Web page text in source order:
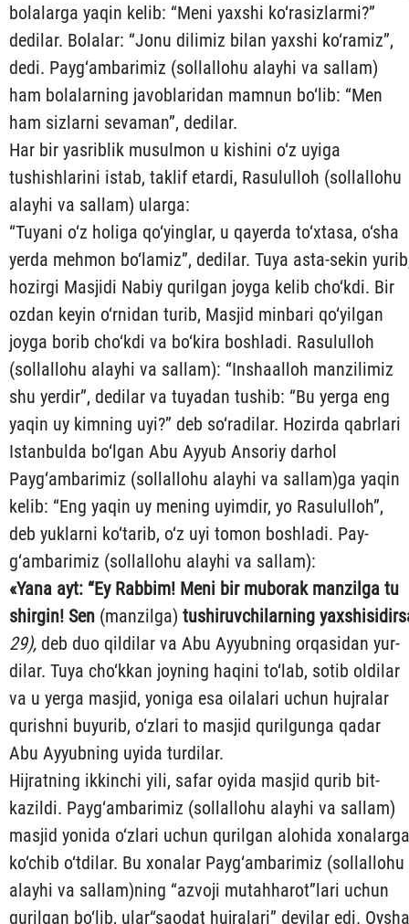
bolalarga yaqin kelib: “Meni yaxshi ko‘rasizlarmi?”
dedilar. Bolalar: “Jonu dilimiz bilan yaxshi ko‘ramiz”,
dedi. Payg‘ambarimiz (sollallohu alayhi va sallam)
ham bolalarning javoblaridan mamnun bo‘lib: “Men
ham sizlarni sevaman”, dedilar.
Har bir yasriblik musulmon u kishini o‘z uyiga
tushishlarini istab, taklif etardi, Rasululloh (sollallohu
alayhi va sallam) ularga:
“Tuyani o‘z holiga qo‘yinglar, u qayerda to‘xtasa, o‘sha
yerda meh­mon bo‘lamiz”, dedilar. Tuya asta-sekin
hozirgi Masjidi Nabiy qurilgan joyga kelib cho‘kdi. Bir
ozdan keyin o‘rnidan tu­rib, Masjid minbari qo‘yilgan
joyga borib cho‘kdi va bo‘kira bosh­ladi. Rasululloh
(sollallohu alayhi va sallam): “Inshaalloh man­zilimiz
shu yerdir”, dedilar va tuyadan tushib: “Bu yerga eng
yaqin uy kimning uyi?” deb so‘radilar. Hozirda qabrlari
Istan­bul­da bo‘l­gan Abu Ayyub Ansoriy darhol
Payg‘ambarimiz (sollallohu alayhi va sallam)ga yaqin
kelib: “Eng yaqin uy mening uyimdir, yo Rasululloh”,
deb yuklarni ko‘tarib, o‘z uyi tomon boshladi. Pay­
g‘ambarimiz (sollallohu alayhi va sallam):
«Yana ayt: “Ey Rabbim! Meni bir muborak manzilga tu
shirgin! Sen (manzilga) tushiruvchilarning
29), deb duo qildilar va Abu Ayyubning orqasidan yur­
dilar. Tuya cho‘kkan joyning haqini to‘lab, sotib oldilar
va u yerga masjid, yoniga esa oilalari uchun hujralar
qurishni buyurib, o‘z­lari to masjid qurilgunga qadar
Abu Ayyubning uyida turdilar.
Hijratning ikkinchi yili, safar oyida masjid qurib bit­
kazildi. Payg‘ambarimiz (sollallohu alayhi va sallam)
masjid yonida o‘zlari uchun qurilgan alohida xonalarga
ko‘chib o‘tdilar. Bu xonalar Payg‘ambarimiz (sollallohu
alayhi va sallam)ning “az­vo­ji mutahharot”lari uchun
qurilgan bo‘lib, ular“saodat huj­rala­ri” deyilar edi. Oysha